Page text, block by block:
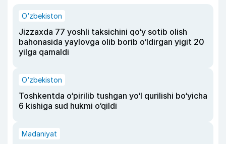
O‘zbekiston
Jizzaxda 77 yoshli taksichini qo‘y sotib olish
bahonasida yaylovga olib borib o‘ldirgan yigit 20
yilga qamaldi
O‘zbekiston
Toshkentda o‘pirilib tushgan yo‘l qurilishi bo‘yicha
6 kishiga sud hukmi o‘qildi
Madaniyat